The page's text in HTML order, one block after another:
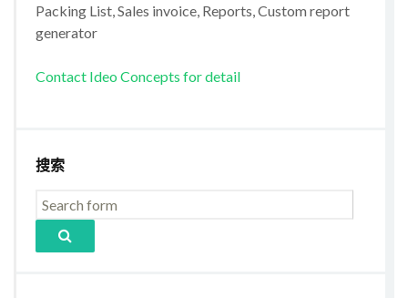
Packing List, Sales invoice, Reports, Custom report
generator
Contact Ideo Concepts for detail
搜索